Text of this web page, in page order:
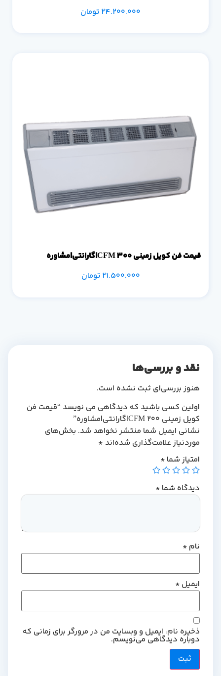
24.200.000تومان
قیمت فن کویل زمینی 300 CFM|گارانتی|مشاوره
21.500.000تومان
نقد و بررسی‌ها
هنوز بررسی‌ای ثبت نشده است.
اولین کسی باشید که دیدگاهی می نویسد “قیمت فن
کویل زمینی 200 CFM|گارانتی|مشاوره”
نشانی ایمیل شما منتشر نخواهد شد. بخش‌های
موردنیاز علامت‌گذاری شده‌اند*
امتیاز شما*
دیدگاه شما *
*
ایمیل*
ذخیره نام، ایمیل و وبسایت من در مرورگر برای زمانی که
دوباره دیدگاهی می‌نویسم.